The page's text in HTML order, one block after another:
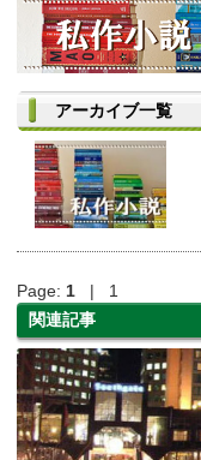
アーカイブ一覧
Page: 1 | 1
関連記事